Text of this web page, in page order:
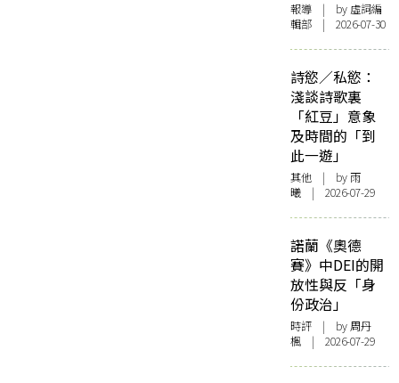
報導 | by 虛詞編
輯部 | 2026-07-30
詩慾／私慾：
淺談詩歌裏
「紅豆」意象
及時間的「到
此一遊」
其他 | by 雨
曦 | 2026-07-29
諾蘭《奧德
賽》中DEI的開
放性與反「身
份政治」
時評 | by周丹
楓 | 2026-07-29